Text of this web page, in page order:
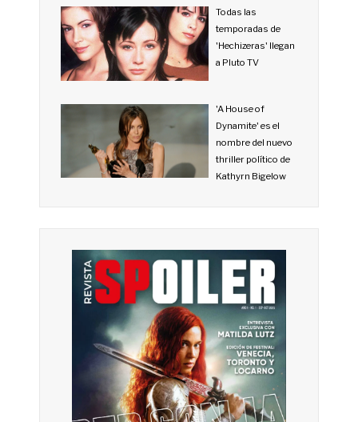
Todas las
temporadas de
'Hechizeras' llegan
a Pluto TV
'A House of
Dynamite' es el
nombre del nuevo
thriller político de
Kathyrn Bigelow